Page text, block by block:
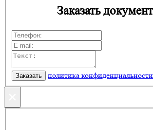
Заказать
политика конфиденциальности